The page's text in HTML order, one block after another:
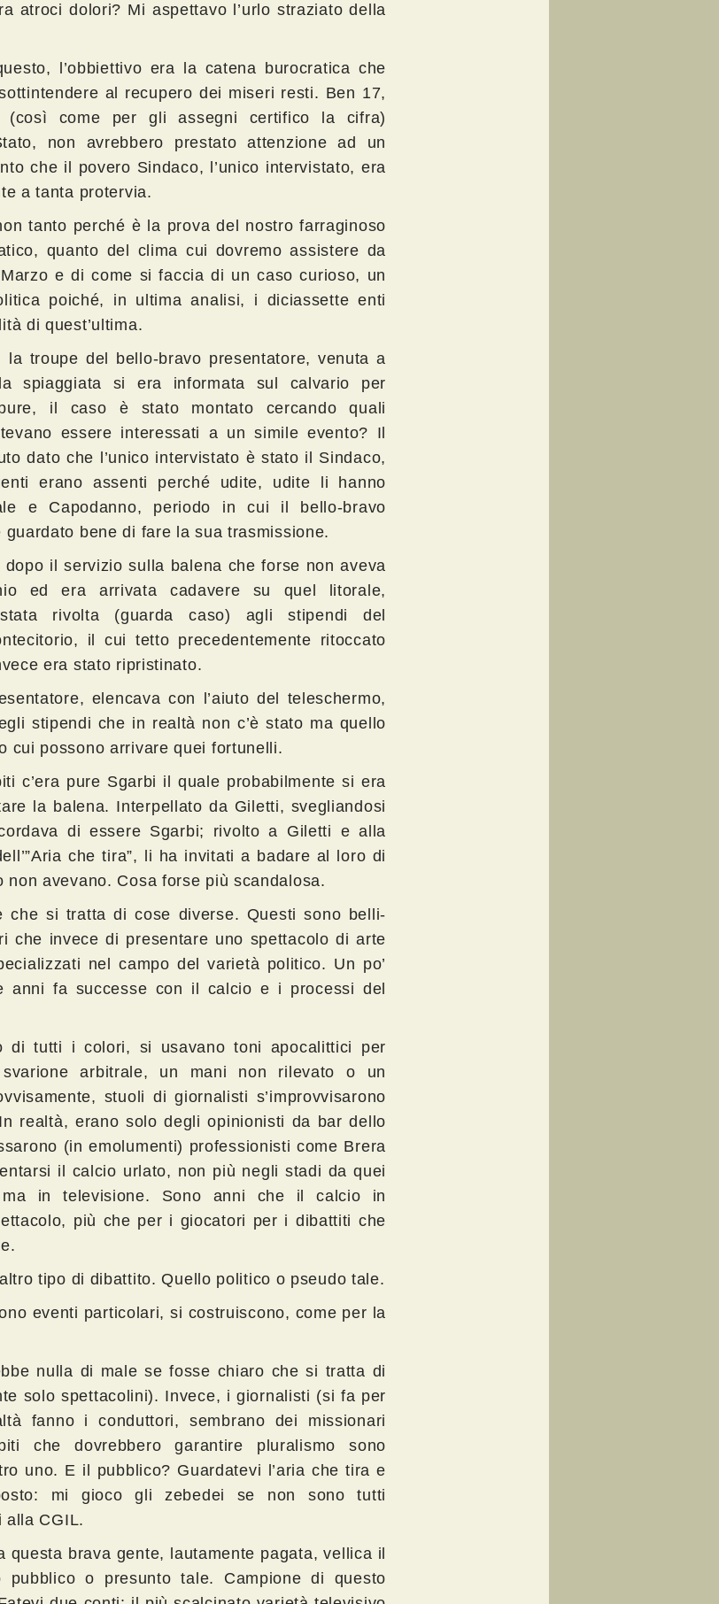
atroci dolori? Mi aspettavo l’urlo straziato della
l’obbiettivo era la catena burocratica che
al recupero dei miseri resti. Ben 17,
(così come per gli assegni certifico la cifra)
non avrebbero prestato attenzione ad un
che il povero Sindaco, l’unico intervistato, era
a tanta protervia.
tanto perché è la prova del nostro farraginoso
quanto del clima cui dovremo assistere da
e di come si faccia di un caso curioso, un
poiché, in ultima analisi, i diciassette enti
di quest’ultima.
la troupe del bello-bravo presentatore, venuta a
spiaggiata si era informata sul calvario per
il caso è stato montato cercando quali
essere interessati a un simile evento? Il
dato che l’unico intervistato è stato il Sindaco,
erano assenti perché udite, udite li hanno
e Capodanno, periodo in cui il bello-bravo
guardato bene di fare la sua trasmissione.
dopo il servizio sulla balena che forse non aveva
ed era arrivata cadavere su quel litorale,
stata rivolta (guarda caso) agli stipendi del
il cui tetto precedentemente ritoccato
era stato ripristinato.
elencava con l’aiuto del teleschermo,
stipendi che in realtà non c’è stato ma quello
cui possono arrivare quei fortunelli.
c’era pure Sgarbi il quale probabilmente si era
la balena. Interpellato da Giletti, svegliandosi
di essere Sgarbi; rivolto a Giletti e alla
che tira”, li ha invitati a badare al loro di
non avevano. Cosa forse più scandalosa.
che si tratta di cose diverse. Questi sono belli-
che invece di presentare uno spettacolo di arte
nel campo del varietà politico. Un po’
anni fa successe con il calcio e i processi del
di tutti i colori, si usavano toni apocalittici per
arbitrale, un mani non rilevato o un
stuoli di giornalisti s’improvvisarono
realtà, erano solo degli opinionisti da bar dello
(in emolumenti) professionisti come Brera
il calcio urlato, non più negli stadi da quei
in televisione. Sono anni che il calcio in
più che per i giocatori per i dibattiti che
tipo di dibattito. Quello politico o pseudo tale.
eventi particolari, si costruiscono, come per la
nulla di male se fosse chiaro che si tratta di
solo spettacolini). Invece, i giornalisti (si fa per
fanno i conduttori, sembrano dei missionari
che dovrebbero garantire pluralismo sono
uno. E il pubblico? Guardatevi l’aria che tira e
mi gioco gli zebedei se non sono tutti
alla CGIL.
questa brava gente, lautamente pagata, vellica il
pubblico o presunto tale. Campione di questo